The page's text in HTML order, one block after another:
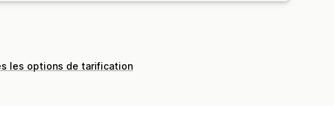
les options de tarification